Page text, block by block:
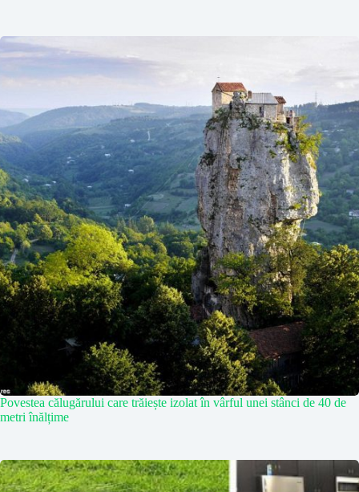
Povestea călugărului care trăiește izolat în vârful unei stânci de 40 de
metri înălțime